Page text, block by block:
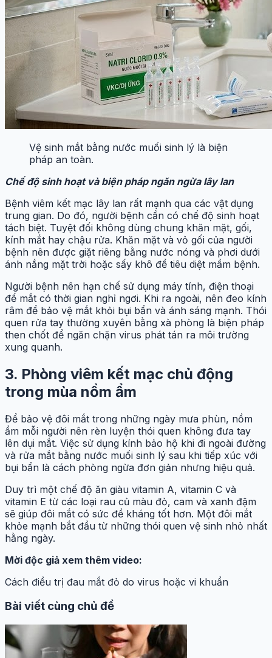
Vệ sinh mắt bằng nước muối sinh lý là biện
pháp an toàn.
Chế độ sinh hoạt và biện pháp ngăn ngừa lây lan
Bệnh viêm kết mạc lây lan rất mạnh qua các vật dụng
trung gian. Do đó, người bệnh cần có chế độ sinh hoạt
tách biệt. Tuyệt đối không dùng chung khăn mặt, gối,
kính mắt hay chậu rửa. Khăn mặt và vỏ gối của người
bệnh nên được giặt riêng bằng nước nóng và phơi dưới
ánh nắng mặt trời hoặc sấy khô để tiêu diệt mầm bệnh.
Người bệnh nên hạn chế sử dụng máy tính, điện thoại
để mắt có thời gian nghỉ ngơi. Khi ra ngoài, nên đeo kính
râm để bảo vệ mắt khỏi bụi bẩn và ánh sáng mạnh. Thói
quen rửa tay thường xuyên bằng xà phòng là biện pháp
then chốt để ngăn chặn virus phát tán ra môi trường
xung quanh.
3. Phòng viêm kết mạc chủ động
trong mùa nồm ẩm
Để bảo vệ đôi mắt trong những ngày mưa phùn, nồm
ẩm mỗi người nên rèn luyện thói quen không đưa tay
lên dụi mắt. Việc sử dụng kính bảo hộ khi đi ngoài đường
và rửa mắt bằng nước muối sinh lý sau khi tiếp xúc với
bụi bẩn là cách phòng ngừa đơn giản nhưng hiệu quả.
Duy trì một chế độ ăn giàu vitamin A, vitamin C và
vitamin E từ các loại rau củ màu đỏ, cam và xanh đậm
sẽ giúp đôi mắt có sức đề kháng tốt hơn. Một đôi mắt
khỏe mạnh bắt đầu từ những thói quen vệ sinh nhỏ nhất
hằng ngày.
Mời độc giả xem thêm video:
Cách điều trị đau mắt đỏ do virus hoặc vi khuẩn
Bài viết cùng chủ đề